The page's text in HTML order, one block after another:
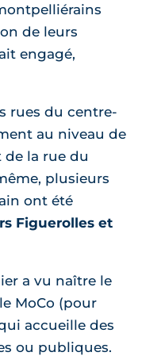
de leurs
engagé,
rues du centre-
au niveau de
de la rue du
plusieurs
ont été
Figuerolles et
a vu naître le
MoCo (pour
accueille des
ou publiques.